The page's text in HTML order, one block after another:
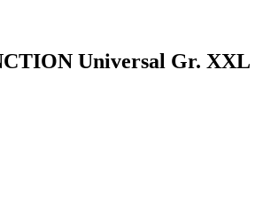
Universal Gr. XXL